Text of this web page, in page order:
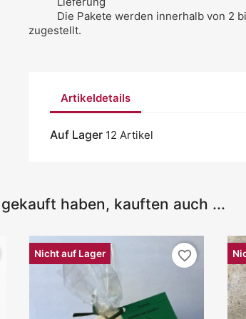
Die Pakete werden innerhalb von 2
zugestellt.
Artikeldetails
Auf Lager 12 Artikel
haben, kauften auch ...
Nicht auf Lager favorite_border